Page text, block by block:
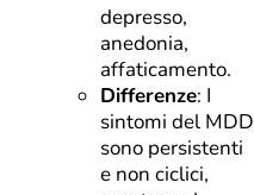
depresso,
anedonia,
affaticamento.
Differenze: I
sintomi del MDD
sono persistenti
e non ciclici,